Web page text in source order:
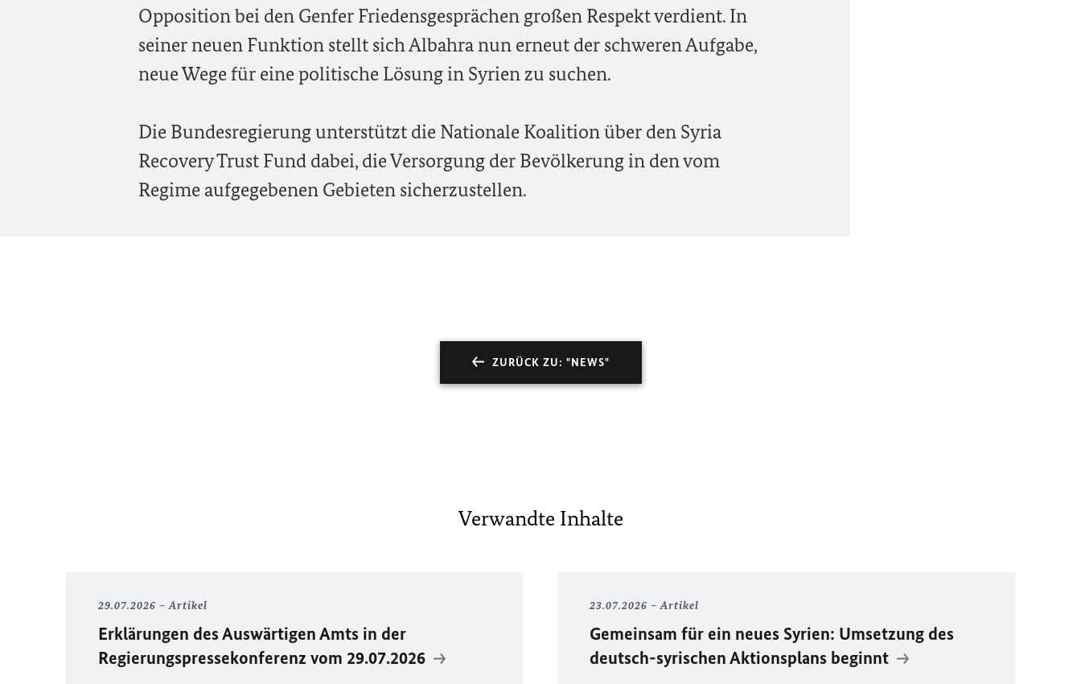
Opposition bei den Genfer Friedensgesprächen großen Respekt verdient. In
seiner neuen Funktion stellt sich Albahra nun erneut der schweren Aufgabe,
neue Wege für eine politische Lösung in Syrien zu suchen.
Die Bundesregierung unterstützt die Nationale Koalition über den Syria
Recovery Trust Fund dabei, die Versorgung der Bevölkerung in den vom
Regime aufgegebenen Gebieten sicherzustellen.
ZURÜCK ZU: "NEWS"
Verwandte Inhalte
29.07.2026 Artikel
Erklärungen des Auswärtigen Amts in der
Regierungspressekonferenz vom 29.07.2026
23.07.2026 Artikel
Gemeinsam für ein neues Syrien: Umsetzung des
deutsch-syrischen Aktionsplans beginnt